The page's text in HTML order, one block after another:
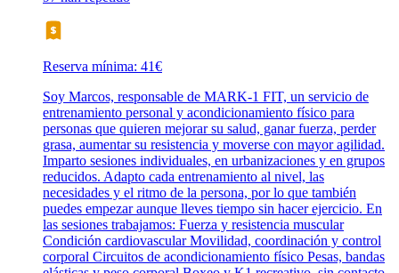
Reserva mínima: 41€
Soy Marcos, responsable de MARK-1 FIT, un servicio de
entrenamiento personal y acondicionamiento físico para
personas que quieren mejorar su salud, ganar fuerza, perder
grasa, aumentar su resistencia y moverse con mayor agilidad.
Imparto sesiones individuales, en urbanizaciones y en grupos
reducidos. Adapto cada entrenamiento al nivel, las
necesidades y el ritmo de la persona, por lo que también
puedes empezar aunque lleves tiempo sin hacer ejercicio. En
las sesiones trabajamos: Fuerza y resistencia muscular
Condición cardiovascular Movilidad, coordinación y control
corporal Circuitos de acondicionamiento físico Pesas, bandas